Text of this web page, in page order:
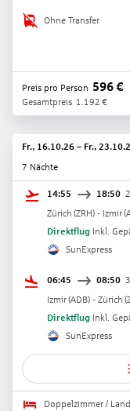
Ohne Transfer
Preis pro Person 596€
Gesamtpreis 1.192 €
Fr., 16.10.26 – Fr.,
7 Nächte
14:55 18:50
Zürich (ZRH) - Izmir(
Direktflug Inkl.
SunExpress
06:45 08:50
Izmir(ADB) - Zürich (
Direktflug Inkl.
SunExpress
Doppelzimmer /